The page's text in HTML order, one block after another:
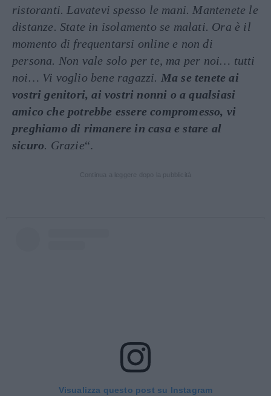
ristoranti. Lavatevi spesso le mani. Mantenete le
distanze. State in isolamento se malati. Ora è il
momento di frequentarsi online e non di
persona. Non vale solo per te, ma per noi… tutti
noi… Vi voglio bene ragazzi. Ma se tenete ai
vostri genitori, ai vostri nonni o a qualsiasi
amico che potrebbe essere compromesso, vi
preghiamo di rimanere in casa e stare al
sicuro. Grazie“.
Visualizza questo post su Instagram